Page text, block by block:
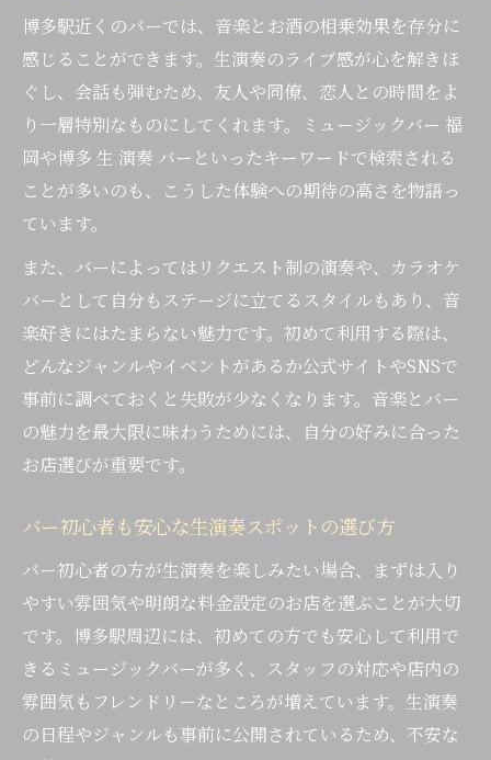
ド
博多駅周辺で体験できる特別な音楽バー時
間
バーの生演奏とお酒で非日常を感じる方法
博多駅周辺で自分だけのバー空間を見つける
バー選びで自分に合う生演奏空間を探すコ
博多駅で理想の大人向けバーを見つける方
法
隠れ家的バーで居心地の良い音楽体験を実
現
ミュージックバーで自分だけの夜を楽しも
う
生演奏を身近に感じるバー空間の楽しみ方
博多駅近くのバーでは、音楽とお酒の相乗効果を存分に
感じることができます。生演奏のライブ感が心を解きほ
ぐし、会話も弾むため、友人や同僚、恋人との時間をよ
り一層特別なものにしてくれます。ミュージックバー 福
岡や博多 生 演奏 バーといったキーワードで検索される
ことが多いのも、こうした体験への期待の高さを物語っ
ています。
また、バーによってはリクエスト制の演奏や、カラオケ
バーとして自分もステージに立てるスタイルもあり、音
楽好きにはたまらない魅力です。初めて利用する際は、
どんなジャンルやイベントがあるか公式サイトやSNSで
事前に調べておくと失敗が少なくなります。音楽とバー
の魅力を最大限に味わうためには、自分の好みに合った
お店選びが重要です。
バー初心者も安心な生演奏スポットの選び方
バー初心者の方が生演奏を楽しみたい場合、まずは入り
やすい雰囲気や明朗な料金設定のお店を選ぶことが大切
です。博多駅周辺には、初めての方でも安心して利用で
きるミュージックバーが多く、スタッフの対応や店内の
雰囲気もフレンドリーなところが増えています。生演奏
の日程やジャンルも事前に公開されているため、不安な